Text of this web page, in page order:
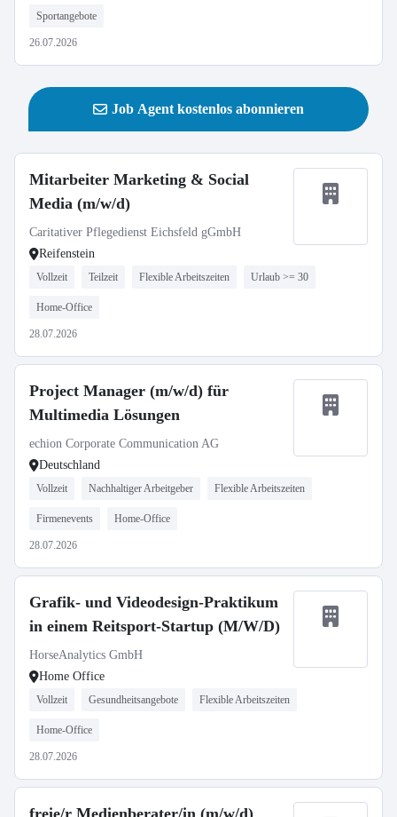
Sportangebote
26.07.2026
Job Agent kostenlos abonnieren
Mitarbeiter Marketing & Social
Media (m/w/d)
Caritativer Pflegedienst Eichsfeld gGmbH
Reifenstein
Vollzeit Teilzeit Flexible Arbeitszeiten Urlaub >= 30
Home-Office
28.07.2026
Project Manager (m/w/d) für
Multimedia Lösungen
echion Corporate Communication AG
Deutschland
Vollzeit Nachhaltiger Arbeitgeber Flexible Arbeitszeiten
Firmenevents Home-Office
28.07.2026
Grafik- und Videodesign-Praktikum
in einem Reitsport-Startup (M/W/D)
HorseAnalytics GmbH
Home Office
Vollzeit Gesundheitsangebote Flexible Arbeitszeiten
Home-Office
28.07.2026
freie/r Medienberater/in (m/w/d)